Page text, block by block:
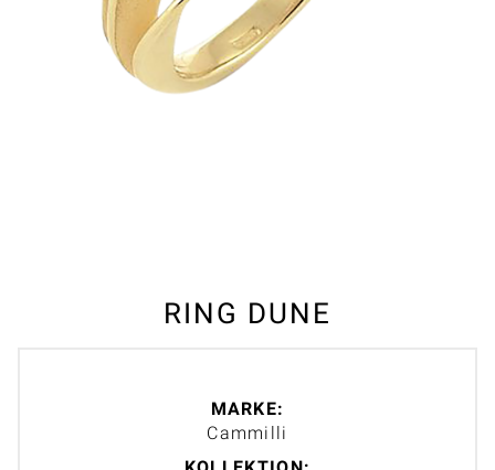
RING DUNE
MARKE:
Cammilli